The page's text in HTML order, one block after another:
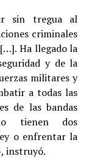
sin tregua al
criminales
Ha llegado la
y de la
militares y
a todas las
de las bandas
tienen dos
o enfrentar la
instruyó.